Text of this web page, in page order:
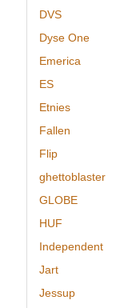
DVS
Dyse One
Emerica
ES
Etnies
Fallen
Flip
ghettoblaster
GLOBE
HUF
Independent
Jart
Jessup
alla lista
desideri
cream